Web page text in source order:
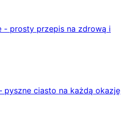
- prosty przepis na zdrową i
pyszne ciasto na każdą okazję